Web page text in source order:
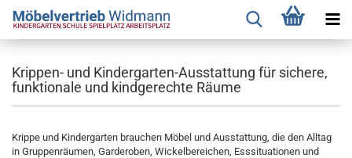
Krippen- und Kindergarten-Ausstattung für sichere,
funktionale und kindgerechte Räume
Krippe und Kindergarten brauchen Möbel und Ausstattung, die den Alltag
in Gruppenräumen, Garderoben, Wickelbereichen, Esssituationen und